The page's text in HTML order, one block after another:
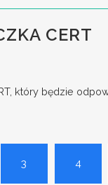
CERT
który będzie
3 4